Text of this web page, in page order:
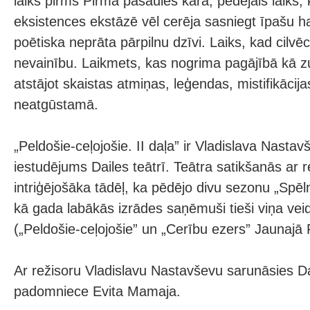
eksistences ekstāzē vēl cerēja sasniegt īpašu
poētiska neprāta pārpilnu dzīvi. Laiks, kad
nevainību. Laikmets, kas nogrima pagājībā kā
atstājot skaistas atmiņas, leģendas,
neatgūstamā.
„Peldošie-ceļojošie. II daļa” ir Vladislava
iestudējums Dailes teātrī. Teātra satikšanās ar
intriģējošāka tādēļ, ka pēdējo divu sezonu
kā gada labākās izrādes saņēmuši tieši viņa
(„Peldošie-ceļojošie” un „Cerību ezers”
Ar režisoru Vladislavu Nastavševu sarunāsies
padomniece Evita Mamaja.